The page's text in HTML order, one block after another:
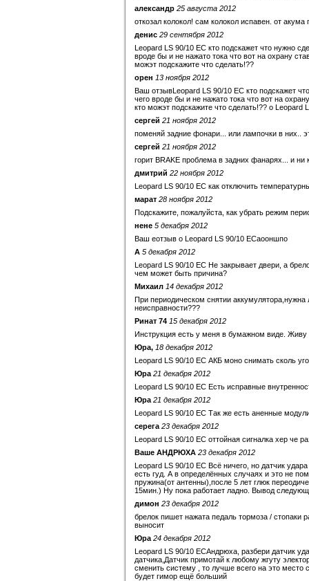
александр 25 августа 2012
откозал колокол! сам колокол испавен. от акума
денис 29 сентября 2012
Leopard LS 90/10 EC кто подскажет что нужно
вроде бы и не нажато тока что вот на охрану
можэт подскажите что сделать!??
орен 13 ноября 2012
Ваш отзывLeopard LS 90/10 EC кто подскажет
чего вроде бы и не нажато тока что вот на
кто можэт подскажите что сделать!?? о Leopard
сергей 21 ноября 2012
поменяй задние фонари... или лампочки в них..
сергей 21 ноября 2012
горит BRAKE проблема в задних фанарях... и ни
дмитрий 22 ноября 2012
Leopard LS 90/10 EC как отключить
марат 28 ноября 2012
Подскажите, пожалуйста, как убрать режим
нене 5 декабря 2012
Ваш еотзыв о Leopard LS 90/10 ECаооншпо
A 5 декабря 2012
Leopard LS 90/10 EC Не закрывает двери, а
чем может быть причина?
Михаил 14 декабря 2012
При периодическом снятии аккумулятора,нужна
неисправности???
Ринат 74 15 декабря 2012
Инструкция есть у меня в бумажном виде. Живу
Юра, 18 декабря 2012
Leopard LS 90/10 EC АКБ моно снимать сколь
Юра 21 декабря 2012
Leopard LS 90/10 EC Есть исправные
Юра 21 декабря 2012
Leopard LS 90/10 EC Так же есть аненные
серега 23 декабря 2012
Leopard LS 90/10 EC оттойная сигналка хер че
Ваше АНДРЮХА 23 декабря 2012
Leopard LS 90/10 EC Всё ничего, но датчик
есть гуд. А в определённых случаях и это не
пружина(от антенны),после 5 лет глюк
15мин.) Ну пока работает ладно. Вывод
димон 23 декабря 2012
брелок пишет нажата педаль тормоза / стопаки
выносит
Юра 24 декабря 2012
Leopard LS 90/10 ECАндрюха, разбери датчик
датчика,Датчик примотай к любому жгуту
сменить систему , то лучше всего на это
будет гимор ещё больший